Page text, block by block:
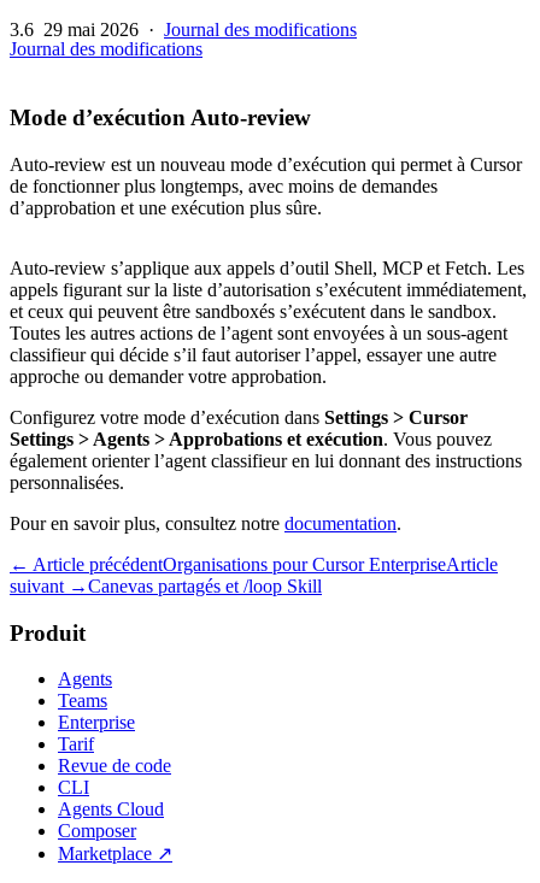
3.6 29 mai 2026 · Journal des modifications
Journal des modifications
Mode d’exécution Auto-review
Auto-review est un nouveau mode d’exécution qui permet à Cursor
de fonctionner plus longtemps, avec moins de demandes
d’approbation et une exécution plus sûre.
Auto-review s’applique aux appels d’outil Shell, MCP et Fetch. Les
appels figurant sur la liste d’autorisation s’exécutent immédiatement,
et ceux qui peuvent être sandboxés s’exécutent dans le sandbox.
Toutes les autres actions de l’agent sont envoyées à un sous-agent
classifieur qui décide s’il faut autoriser l’appel, essayer une autre
approche ou demander votre approbation.
Configurez votre mode d’exécution dans Settings > Cursor
Settings > Agents > Approbations et exécution. Vous pouvez
également orienter l’agent classifieur en lui donnant des instructions
personnalisées.
Pour en savoir plus, consultez notre documentation.
← Article précédentOrganisations pour Cursor EnterpriseArticle
suivant →Canevas partagés et /loop Skill
Produit
Agents
Teams
Enterprise
Tarif
Revue de code
CLI
Agents Cloud
Composer
Marketplace ↗